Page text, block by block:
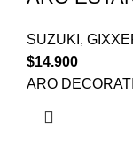
SUZUKI ,
$14.900
ARO